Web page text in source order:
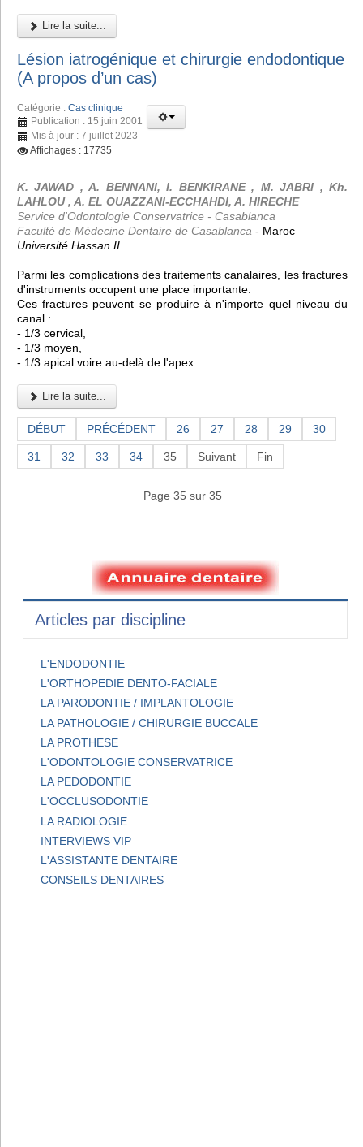
Lire la suite...
Lésion iatrogénique et chirurgie endodontique
(A propos d’un cas)
Catégorie : Cas clinique
Publication : 15 juin 2001
Mis à jour : 7 juillet 2023
Affichages : 17735
K. JAWAD , A. BENNANI, I. BENKIRANE , M. JABRI , Kh.
LAHLOU , A. EL OUAZZANI-ECCHAHDI, A. HIRECHE
Service d'Odontologie Conservatrice - Casablanca
Faculté de Médecine Dentaire de Casablanca - Maroc
Université Hassan II
Parmi les complications des traitements canalaires, les fractures
d'instruments occupent une place importante.
Ces fractures peuvent se produire à n'importe quel niveau du
canal :
- 1/3 cervical,
- 1/3 moyen,
- 1/3 apical voire au-delà de l'apex.
Lire la suite...
DÉBUT PRÉCÉDENT 26 27 28 29 30
31 32 33 34 35 Suivant Fin
Page 35 sur 35
Articles par discipline
L'ENDODONTIE
L'ORTHOPEDIE DENTO-FACIALE
LA PARODONTIE / IMPLANTOLOGIE
LA PATHOLOGIE / CHIRURGIE BUCCALE
LA PROTHESE
L'ODONTOLOGIE CONSERVATRICE
LA PEDODONTIE
L'OCCLUSODONTIE
LA RADIOLOGIE
INTERVIEWS VIP
L'ASSISTANTE DENTAIRE
CONSEILS DENTAIRES